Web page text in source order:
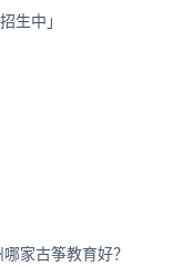
生中」
家古筝教育好？